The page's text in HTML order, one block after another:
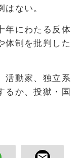
ない。
年にわたる反体
体制を批判した
活動家、独立系
るか、投獄・国